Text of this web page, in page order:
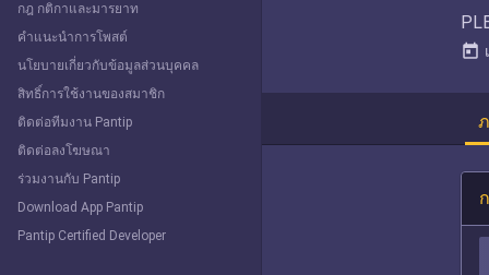
today
Explore
กฎ กติกาและมารยาท
คำแนะนำการโพสต์
นโยบายเกี่ยวกับข้อมูลส่วนบุคคล
สิทธิ์การใช้งานของสมาชิก
ติดต่อทีมงาน Pantip
ติดต่อลงโฆษณา
ร่วมงานกับ Pantip
Download App Pantip
Pantip Certified Developer